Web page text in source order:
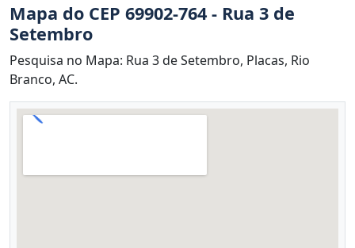
Mapa do CEP 69902-764 - Rua 3 de
Setembro
Pesquisa no Mapa: Rua 3 de Setembro, Placas, Rio
Branco, AC.